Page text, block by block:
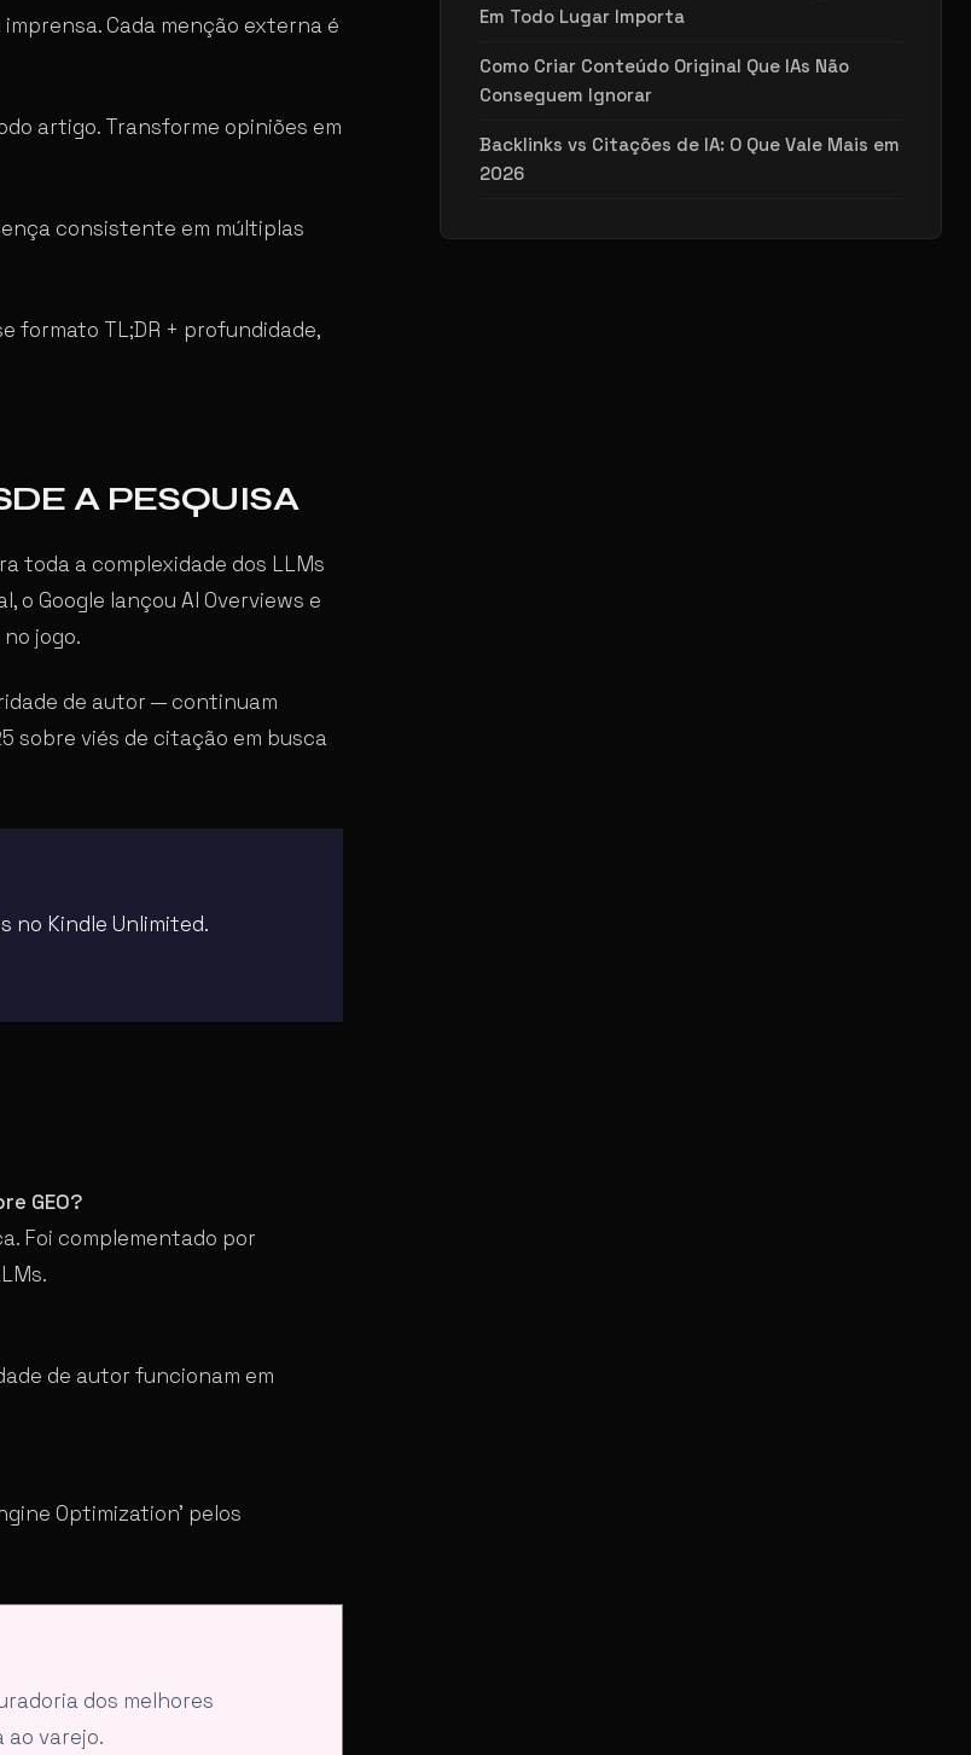
Cada menção externa é
artigo. Transforme opiniões em
consistente em múltiplas
formato TL;DR + profundidade,
A PESQUISA
toda a complexidade dos LLMs
o Google lançou AI Overviews e
jogo.
de autor — continuam
sobre viés de citação em busca
no Kindle Unlimited.
GEO?
Foi complementado por
de autor funcionam em
Optimization’ pelos
dos melhores
ao varejo.
Em Todo Lugar Importa
Como Criar Conteúdo Original Que IAs Não
Conseguem Ignorar
Backlinks vs Citações de IA: O Que Vale Mais em
2026